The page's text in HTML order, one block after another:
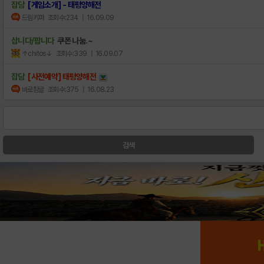
잡담 [게임소개] - 태평양해전
드림키퍼 조회수:234 | 16.09.09
삽니다/팝니다 쿠폰 나눔.~
↑chitos↓ 조회수:339 | 16.09.07
잡담 [사전예약] 태평양해전
바로참글 조회수:375 | 16.08.23
검색